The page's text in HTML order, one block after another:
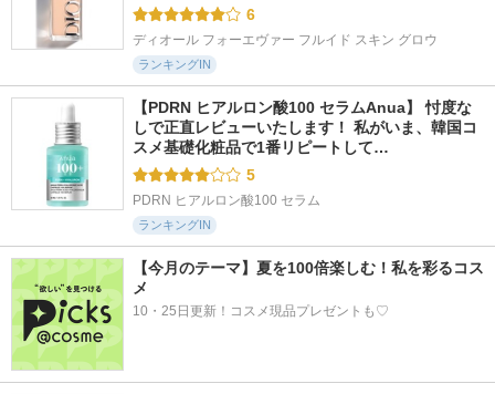
6
ディオール フォーエヴァー フルイド スキン グロウ
ランキングIN
【PDRN ヒアルロン酸100 セラムAnua】 忖度な
しで正直レビューいたします！ 私がいま、韓国コ
スメ基礎化粧品で1番リピートして…
5
PDRN ヒアルロン酸100 セラム
ランキングIN
【今月のテーマ】夏を100倍楽しむ！私を彩るコス
メ
10・25日更新！コスメ現品プレゼントも♡